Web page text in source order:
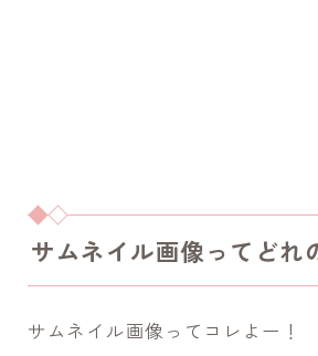
サムネイル画像ってどれ
サムネイル画像ってコレよー！